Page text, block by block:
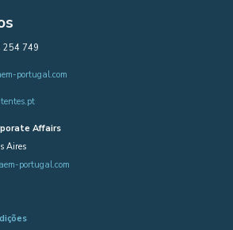
254 749
portugal.com
Affairs
Aires
portugal.com